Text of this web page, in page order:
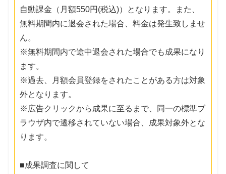
自動課金（月額550円(税込)）となります。また、
無料期間内に退会された場合、料金は発生致しませ
ん。
※無料期間内で途中退会された場合でも成果になり
ます。
※過去、月額会員登録をされたことがある方は対象
外となります。
※広告クリックから成果に至るまで、同一の標準ブ
ラウザ内で遷移されていない場合、成果対象外とな
ります。
■成果調査に関して